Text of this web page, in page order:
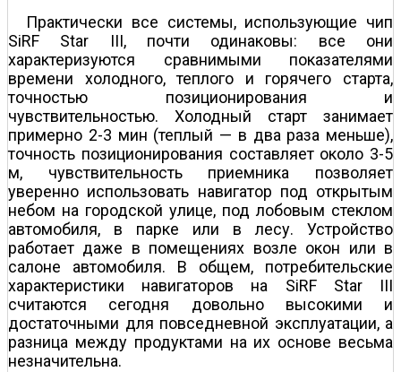
Практически все системы, использующие чип
SiRF Star III, почти одинаковы: все они
характеризуются сравнимыми показателями
времени холодного, теплого и горячего старта,
точностью позиционирования и
чувствительностью. Холодный старт занимает
примерно 2-3 мин (теплый — в два раза меньше),
точность позиционирования составляет около 3-5
м, чувствительность приемника позволяет
уверенно использовать навигатор под открытым
небом на городской улице, под лобовым стеклом
автомобиля, в парке или в лесу. Устройство
работает даже в помещениях возле окон или в
салоне автомобиля. В общем, потребительские
характеристики навигаторов на SiRF Star III
считаются сегодня довольно высокими и
достаточными для повседневной эксплуатации, а
разница между продуктами на их основе весьма
незначительна.